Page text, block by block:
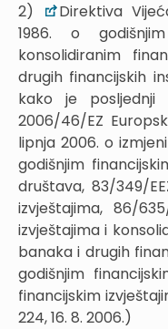
2)
Direktiva
1986. o
konsolidiranim
drugih financijskih
kako je posljednji
2006/46/EZ
lipnja 2006. o
godišnjim
društava, 83/349/
izvještajima, 86/
izvještajima i
banaka i drugih
godišnjim
financijskim
224, 16. 8. 2006.)